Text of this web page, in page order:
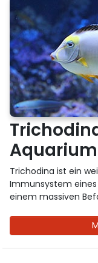
Aquarium
Trichodina ist ein
Immunsystem eines
einem massiven